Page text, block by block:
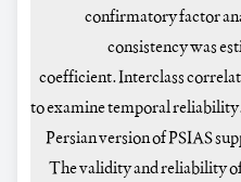
confirmatory factor
consistency was
coefficient. Interclass
to examine temporal
Persian version of PSIAS
The validity and reliability